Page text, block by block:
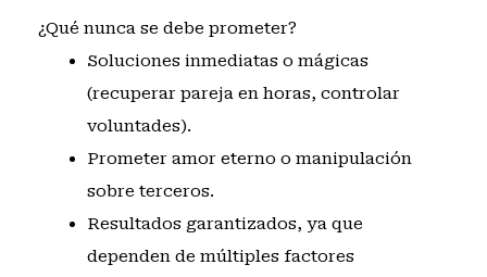
¿Qué nunca se debe prometer?
Soluciones inmediatas o mágicas
(recuperar pareja en horas, controlar
voluntades).
Prometer amor eterno o manipulación
sobre terceros.
Resultados garantizados, ya que
dependen de múltiples factores